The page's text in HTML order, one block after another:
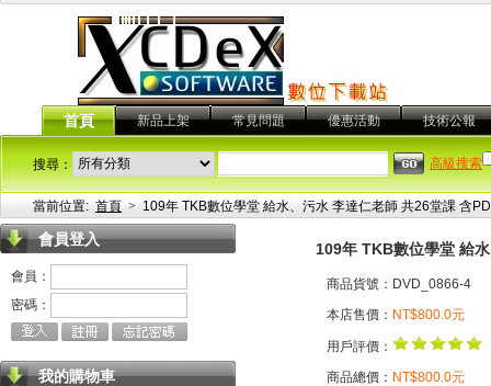
首頁 新品上架 常見問題 優惠活動 技術公報
搜尋： 高級搜索
當前位置: 首頁 > 109年 TKB數位學堂 給水、污水 李達仁老師 共26堂課 含
會員登入
會員：
密碼：
我的購物車
109年 TKB數位學堂 給
商品貨號：DVD_0866-4
本店售價： NT$800.0元
用戶評價：
商品總價： NT$800.0元